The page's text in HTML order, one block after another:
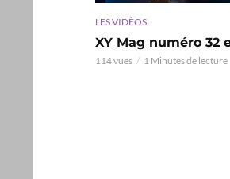
LES VIDÉOS
XY Mag numéro 32
114 vues 1 Minutes de lecture